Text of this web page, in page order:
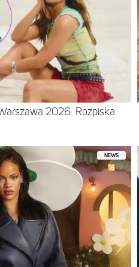
2026. Rozpiska
NEWS